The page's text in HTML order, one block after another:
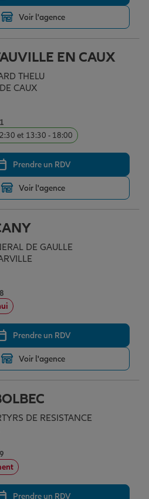
de la vie
Voir l'agence
EN CAUX
THELU
CAUX
et 13:30 - 18:00
Prendre un RDV
Voir l'agence
DE GAULLE
Prendre un RDV
Voir l'agence
DE RESISTANCE
Prendre un RDV